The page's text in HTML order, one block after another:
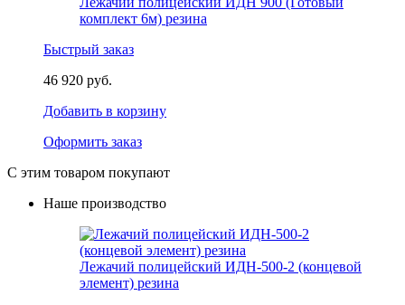
комплект 6м) резина
Быстрый заказ
46 920 руб.
Добавить в корзину
Оформить заказ
С этим товаром покупают
Наше производство
Лежачий полицейский ИДН-500-2 (концевой
элемент) резина